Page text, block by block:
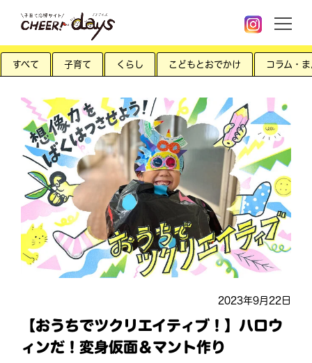
すべて 子育て くらし こどもとおでかけ コラム・
2023年9月22日
【おうちでツクリエイティブ！】ハロウ
ィンだ！変身仮面＆マント作り